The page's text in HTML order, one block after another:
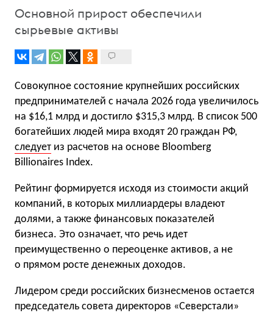
Основной прирост обеспечили
сырьевые активы
Совокупное состояние крупнейших российских
предпринимателей с начала 2026 года увеличилось
на $16,1 млрд и достигло $315,3 млрд. В список 500
богатейших людей мира входят 20 граждан РФ,
следует из расчетов на основе Bloomberg
Billionaires Index.
Рейтинг формируется исходя из стоимости акций
компаний, в которых миллиардеры владеют
долями, а также финансовых показателей
бизнеса. Это означает, что речь идет
преимущественно о переоценке активов, а не
о прямом росте денежных доходов.
Лидером среди российских бизнесменов остается
председатель совета директоров «Северстали»